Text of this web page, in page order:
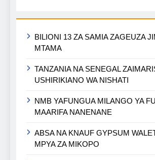
BILIONI 13 ZA SAMIA ZAGEUZA
MTAMA
TANZANIA NA SENEGAL
USHIRIKIANO WA NISHATI
NMB YAFUNGUA MILANGO YA
MAARIFA NANENANE
ABSA NA KNAUF GYPSUM
MPYA ZA MIKOPO